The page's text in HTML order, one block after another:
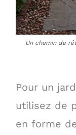
Un chemin de
Pour un
utilisez de
en forme